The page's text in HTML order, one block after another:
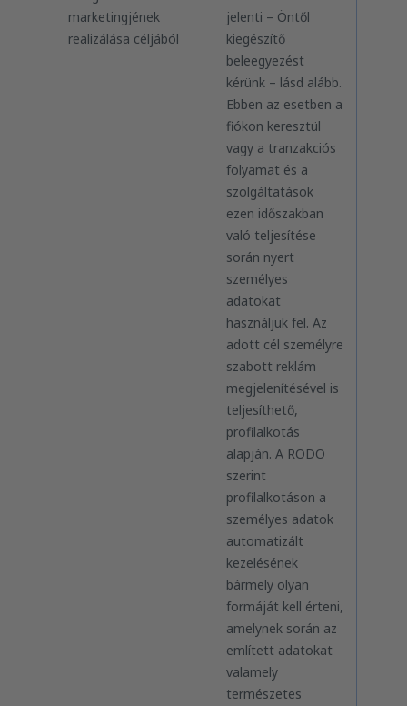
marketingjének
realizálása céljából
jelenti – Öntől
kiegészítő
beleegyezést
kérünk – lásd alább.
Ebben az esetben a
fiókon keresztül
vagy a tranzakciós
folyamat és a
szolgáltatások
ezen időszakban
való teljesítése
során nyert
személyes
adatokat
használjuk fel. Az
adott cél személyre
szabott reklám
megjelenítésével is
teljesíthető,
profilalkotás
alapján. A RODO
szerint
profilalkotáson a
személyes adatok
automatizált
kezelésének
bármely olyan
formáját kell érteni,
amelynek során az
említett adatokat
valamely
természetes